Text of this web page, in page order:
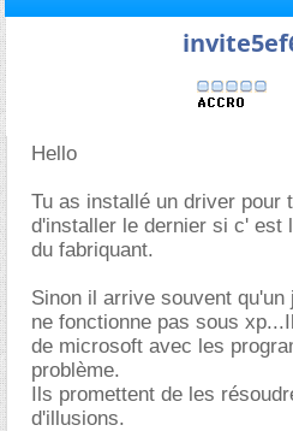
Hello
Tu as installé un driver pour
d'installer le dernier si c' est
du fabriquant.
Sinon il arrive souvent
ne fonctionne pas sous
de microsoft avec les
problème.
Ils promettent de les
d'illusions.